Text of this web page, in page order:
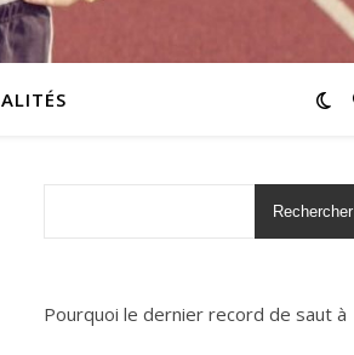
Rechercher
Pourquoi le dernier record de saut à